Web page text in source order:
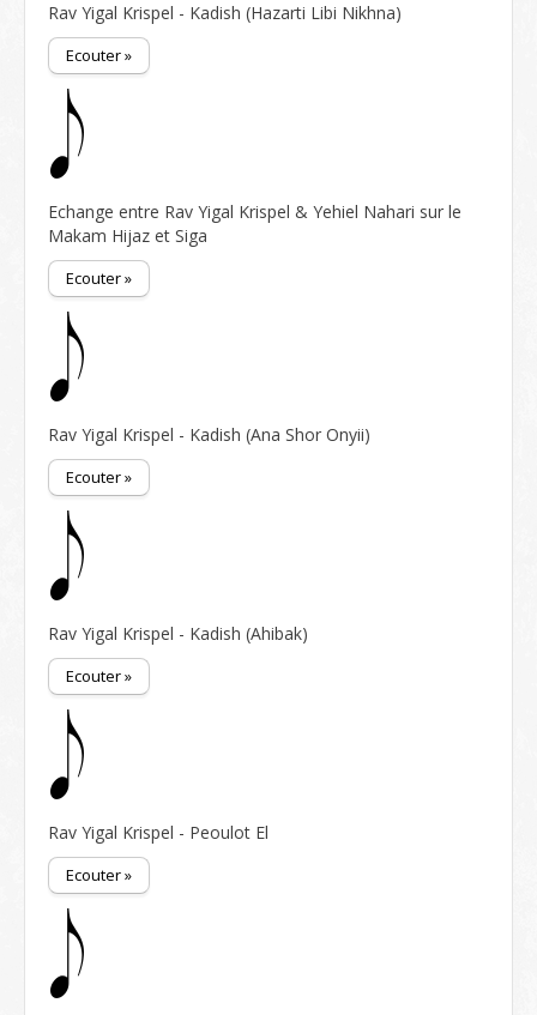
Rav Yigal Krispel - Kadish (Hazarti Libi Nikhna)
Ecouter »
Echange entre Rav Yigal Krispel & Yehiel Nahari sur le
Makam Hijaz et Siga
Ecouter »
Rav Yigal Krispel - Kadish (Ana Shor Onyii)
Ecouter »
Rav Yigal Krispel - Kadish (Ahibak)
Ecouter »
Rav Yigal Krispel - Peoulot El
Ecouter »